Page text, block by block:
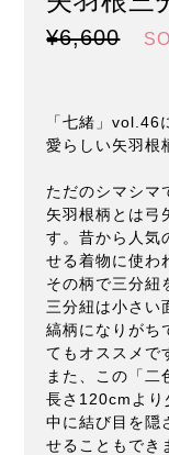
¥6,600
「七緒」vol.46
愛らしい矢羽根
ただのシマシマ
矢羽根柄とは弓
す。昔から人気
せる着物に使わ
その柄で三分紐
三分紐は小さい
縞柄になりがち
てもオススメで
また、この「
長さ120cmより
中に結び目を隠
せることもでき